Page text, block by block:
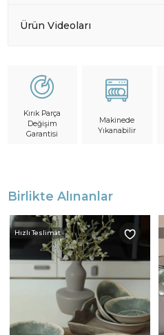
Ürün Videoları
Kırık Parça
Değişim
Garantisi
Makinede
Yıkanabilir
Birlikte Alınanlar
Hızlı Teslimat